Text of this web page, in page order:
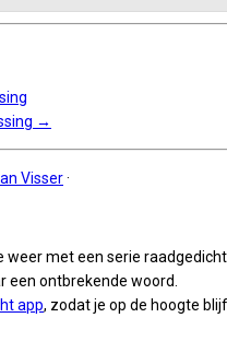
→
Visser·
met een serie
een ontbrekende woord.
app, zodat je op de hoogte